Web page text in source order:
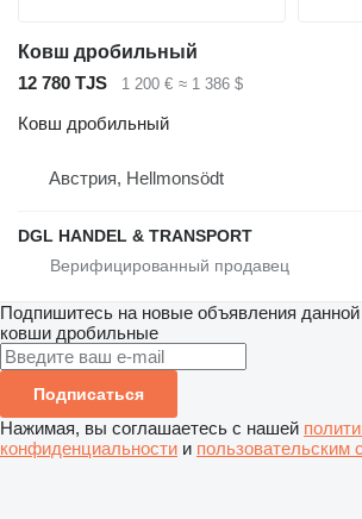
Ковш дробильный
12 780 TJS
1 200 € ≈ 1 386 $
Ковш дробильный
Австрия, Hellmonsödt
DGL HANDEL & TRANSPORT
Подпишитесь на новые объявления данной
ковши дробильные
Подписаться
Нажимая, вы соглашаетесь с нашей
конфиденциальности и пользовательским